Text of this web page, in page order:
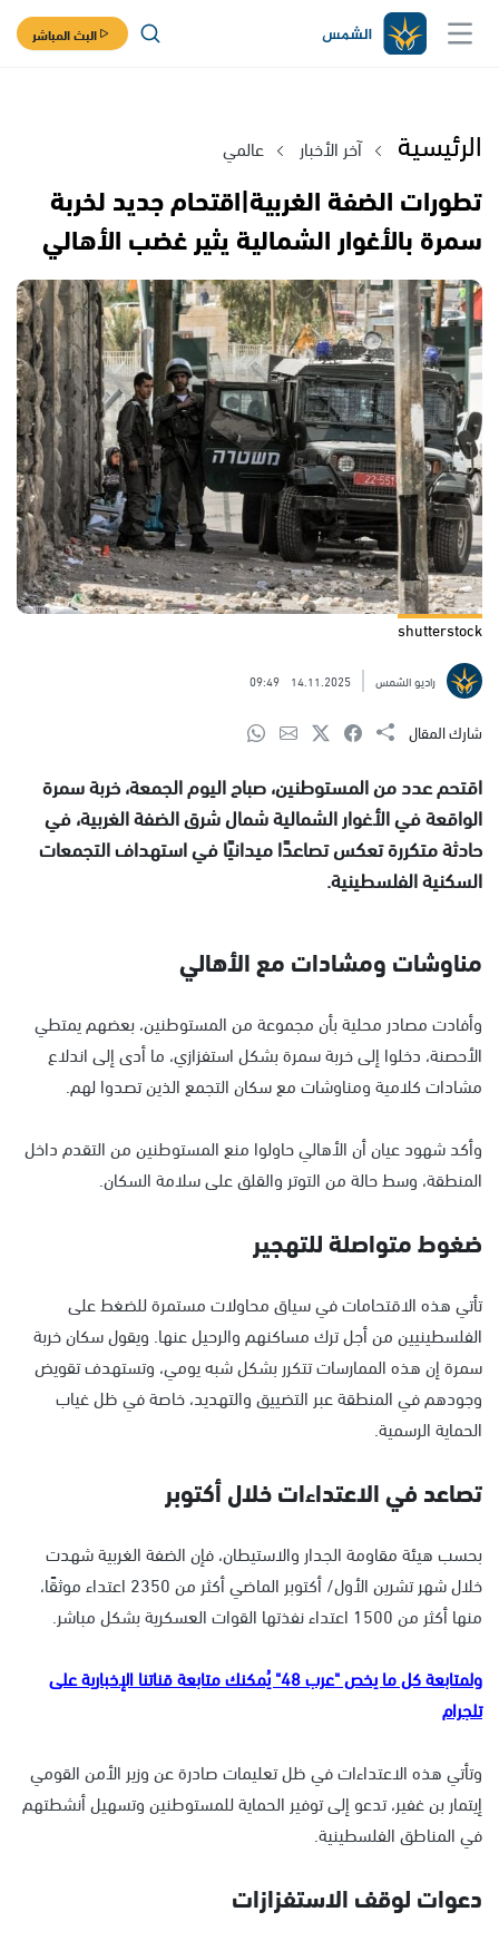
البث المباشر
الرئيسية آخر الأخبار عالمي
تطورات الضفة الغربية|اقتحام جديد لخربة
سمرة بالأغوار الشمالية يثير غضب الأهالي
shutterstock
راديو الشمس 14.11.2025
09:49
شارك المقال
اقتحم عدد من المستوطنين، صباح اليوم الجمعة، خربة سمرة
الواقعة في الأغوار الشمالية شمال شرق الضفة الغربية، في
حادثة متكررة تعكس تصاعدًا ميدانيًا في استهداف التجمعات
السكنية الفلسطينية.
مناوشات ومشادات مع الأهالي
وأفادت مصادر محلية بأن مجموعة من المستوطنين، بعضهم يمتطي
الأحصنة، دخلوا إلى خربة سمرة بشكل استفزازي، ما أدى إلى اندلاع
مشادات كلامية ومناوشات مع سكان التجمع الذين تصدوا لهم.
وأكد شهود عيان أن الأهالي حاولوا منع المستوطنين من التقدم داخل
المنطقة، وسط حالة من التوتر والقلق على سلامة السكان.
ضغوط متواصلة للتهجير
تأتي هذه الاقتحامات في سياق محاولات مستمرة للضغط على
الفلسطينيين من أجل ترك مساكنهم والرحيل عنها. ويقول سكان خربة
سمرة إن هذه الممارسات تتكرر بشكل شبه يومي، وتستهدف تقويض
وجودهم في المنطقة عبر التضييق والتهديد، خاصة في ظل غياب
الحماية الرسمية.
تصاعد في الاعتداءات خلال أكتوبر
بحسب هيئة مقاومة الجدار والاستيطان، فإن الضفة الغربية شهدت
خلال شهر تشرين الأول/ أكتوبر الماضي أكثر من 2350 اعتداء موثقًا،
منها أكثر من 1500 اعتداء نفذتها القوات العسكرية بشكل مباشر.
ولمتابعة كل ما يخص "عرب 48" يُمكنك متابعة قناتنا الإخبارية على
تلجرام
وتأتي هذه الاعتداءات في ظل تعليمات صادرة عن وزير الأمن القومي
إيتمار بن غفير، تدعو إلى توفير الحماية للمستوطنين وتسهيل أنشطتهم
في المناطق الفلسطينية.
دعوات لوقف الاستفزازات